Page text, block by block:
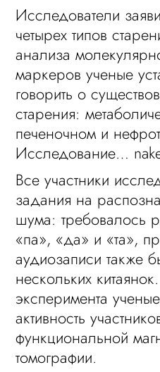
Исследователи
четырех типов
анализа
маркеров ученые
говорить о
старения:
печеночном и
Исследование…
Все участники
задания на
шума: требовалось
«па», «да» и «та»,
аудиозаписи также
нескольких
эксперимента
активность
функциональной
томографии.